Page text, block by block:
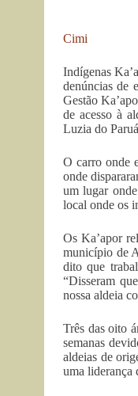
Cimi
Indígenas
denúncias de
Gestão
de acesso à
Luzia do
O carro onde
onde
um lugar
local onde os
Os Ka’apor
município de
dito que
“Disseram
nossa aldeia
Três das oito
semanas
aldeias de
uma liderança